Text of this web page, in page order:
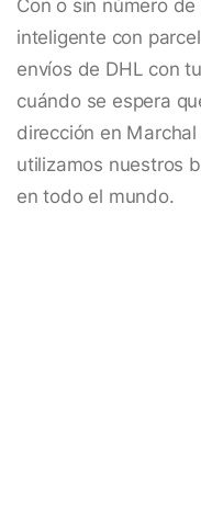
Con o sin número
inteligente con
envíos de DHL con
cuándo se espera
dirección en
utilizamos nuestros
en todo el mundo.